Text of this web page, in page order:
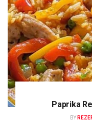
Paprika
BY